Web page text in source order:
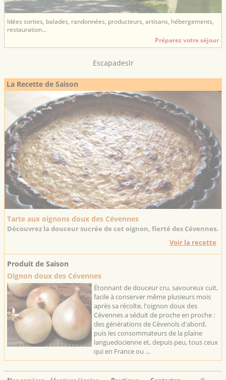
Idées sorties, balades, randonnées, producteurs, artisans, hébergements,
restauration...
Préparez votre séjour
Escapadeslr
La Recette de Saison
Tarte aux oignons doux des Cévennes
Découvrez la douceur sucrée de cet oignon, fierté des Cévennes.
Voir la recette
Produit de Saison
Oignon doux des Cévennes
Étonnant de douceur cru, savoureux cuit,
facile à conserver même plusieurs mois
après sa récolte, l'oignon doux des
Cévennes a séduit de proche en proche :
des générations de Cévenols d'abord,
puis les consommateurs de la plaine
languedocienne et, depuis peu, tous ceux
qui en France ou ...